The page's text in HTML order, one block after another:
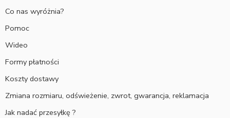
Co nas wyróżnia?
Pomoc
Wideo
Formy płatności
Koszty dostawy
Zmiana rozmiaru, odświeżenie, zwrot, gwarancja, reklamacja
Jak nadać przesyłkę ?